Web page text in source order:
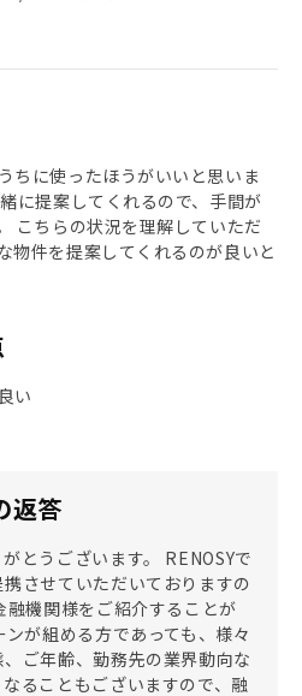
ちに使ったほうがいいと思いま
に提案してくれるので、手間が
こちらの状況を理解していただ
物件を提案してくれるのが良いと
い
返答
とうございます。 RENOSYで
させていただいておりますの
機関様をご紹介することが
が組める方であっても、様々
ご年齢、勤務先の業界動向な
ることもございますので、融